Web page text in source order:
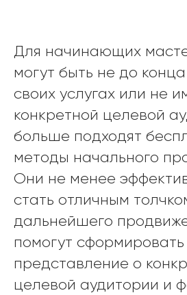
Для начинающих
могут быть не до
своих услугах или не
конкретной целевой
больше подходят
методы начального
Они не менее
стать отличным
дальнейшего
помогут сформировать
представление о
целевой аудитории и